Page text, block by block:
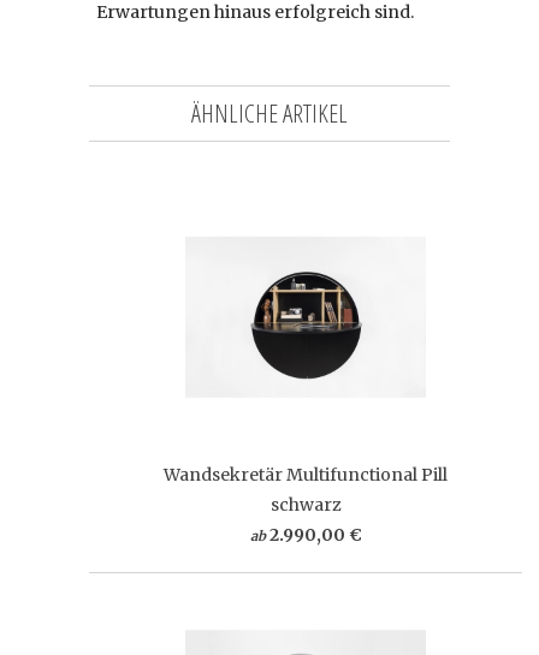
Erwartungen hinaus erfolgreich sind.
ÄHNLICHE ARTIKEL
Wandsekretär Multifunctional Pill
schwarz
ab 2.990,00 €